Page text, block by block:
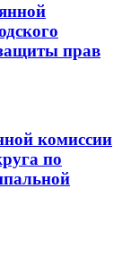
прав
комиссии
по